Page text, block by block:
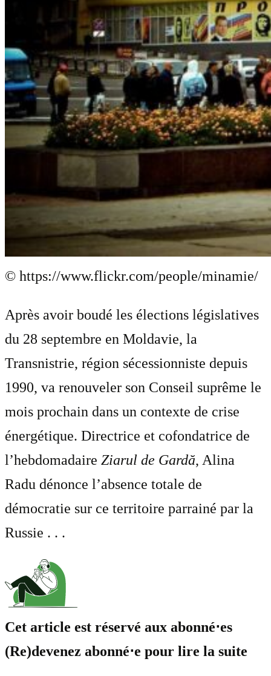
© https://www.flickr.com/people/minamie/
Après avoir boudé les élections législatives
du 28 septembre en Moldavie, la
Transnistrie, région sécessionniste depuis
1990, va renouveler son Conseil suprême le
mois prochain dans un contexte de crise
énergétique. Directrice et cofondatrice de
l’hebdomadaire Ziarul de Gardă, Alina
Radu dénonce l’absence totale de
démocratie sur ce territoire parrainé par la
Russie . . .
Cet article est réservé aux abonné⋅es
(Re)devenez abonné⋅e pour lire la suite